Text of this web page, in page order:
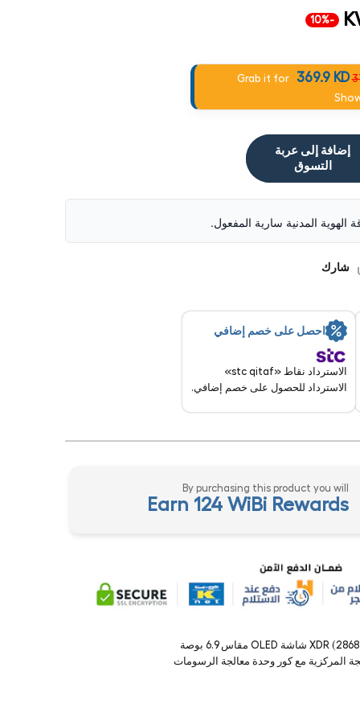
-10%
Grab it for 369.9 KD
إضافة إلى عربة
التسوق
الهوية المدنية سارية المفعول.
شارك
احصل على خصم إضافي
الاسترداد نقاط «stc qitaf»
الاسترداد للحصول على خصم إضافي.
By purchasing this product you will
Earn 124 WiBi Rewards